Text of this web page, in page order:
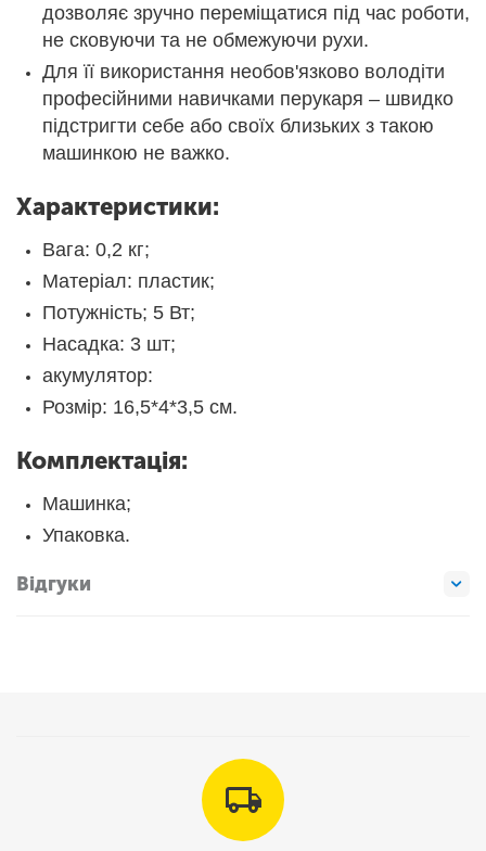
дозволяє зручно переміщатися під час роботи,
не сковуючи та не обмежуючи рухи.
Для її використання необов'язково володіти
професійними навичками перукаря – швидко
підстригти себе або своїх близьких з такою
машинкою не важко.
Характеристики:
Вага: 0,2 кг;
Матеріал: пластик;
Потужність; 5 Вт;
Насадка: 3 шт;
акумулятор:
Розмір: 16,5*4*3,5 см.
Комплектація:
Машинка;
Упаковка.
Відгуки